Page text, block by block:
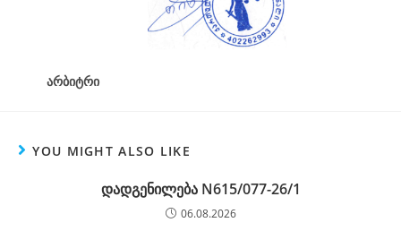
არბიტრი
YOU MIGHT ALSO LIKE
დადგენილება N615/077-26/1
06.08.2026